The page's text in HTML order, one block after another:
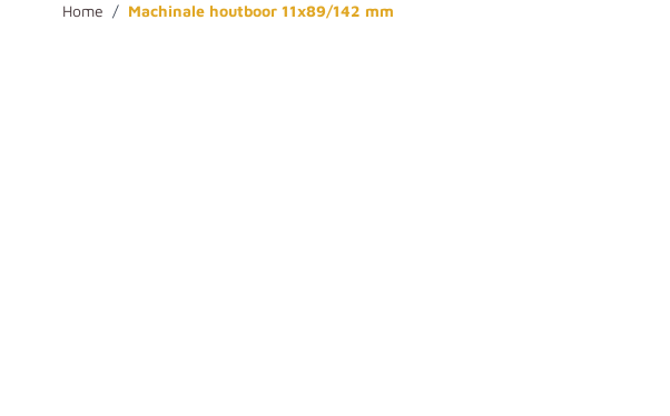
Home / Machinale houtboor 11x89/142 mm